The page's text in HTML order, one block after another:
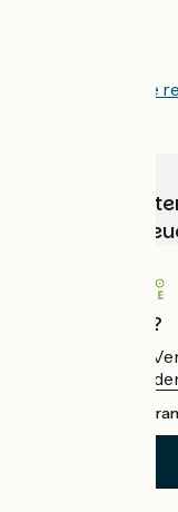
Voir comment se
Wählen,
Ihr
Wer sind wir?
Der nationale
offizielle